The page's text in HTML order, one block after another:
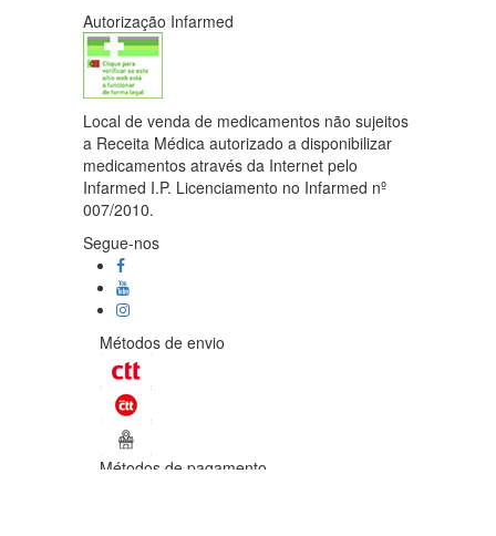
Autorização Infarmed
Local de venda de medicamentos não sujeitos
a Receita Médica autorizado a disponibilizar
medicamentos através da Internet pelo
Infarmed I.P. Licenciamento no Infarmed nº
007/2010.
Segue-nos
Métodos de envio
Métodos de pagamento